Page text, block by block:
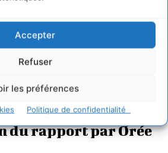
Accepter
Refuser
les préférences
Politique de confidentialité
que la sûreté nucléaire, son
par l’Autorité de Sûreté
ne pas dépasser le cas TMI. Il faut
et construit de manière à garantir la
du rapport par Orée